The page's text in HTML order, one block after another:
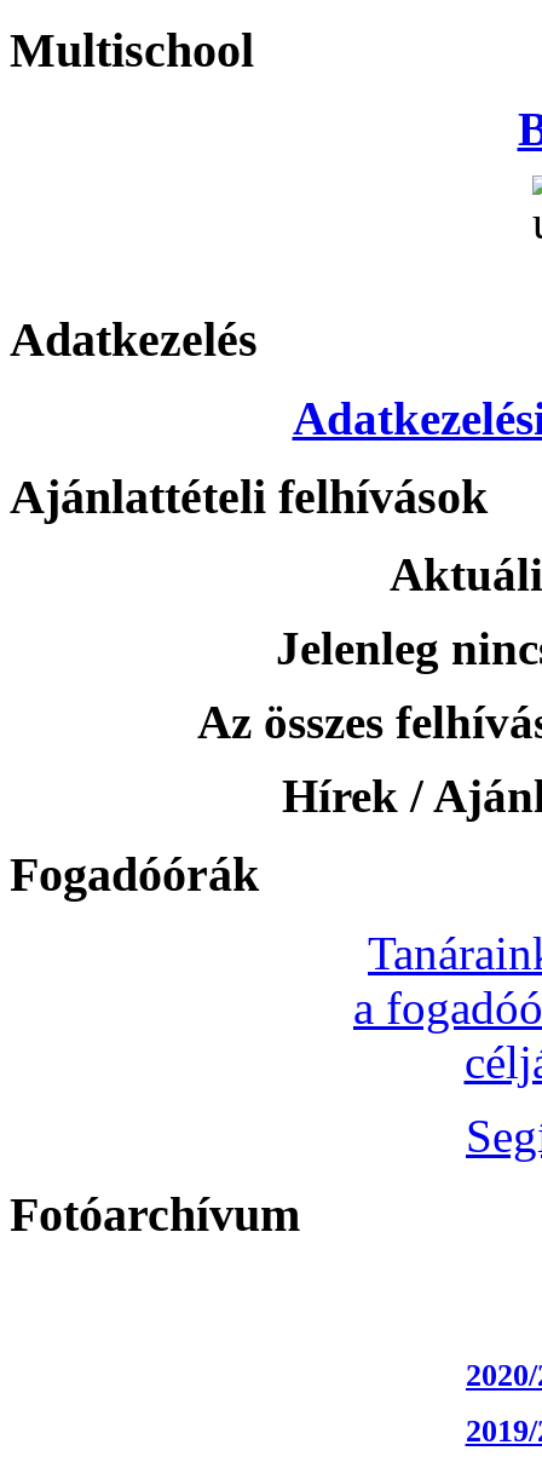
Multischool
Adatkezelés
Ajánlattételi felhívások
Jelenleg
Az összes
Hírek /
Fogadóórák
a
Fotóarchívum